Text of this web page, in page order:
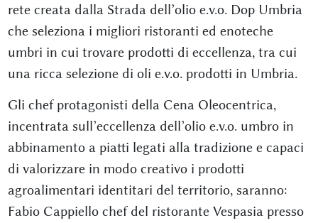
rete creata dalla Strada dell’olio e.v.o. Dop Umbria
che seleziona i migliori ristoranti ed enoteche
umbri in cui trovare prodotti di eccellenza, tra cui
una ricca selezione di oli e.v.o. prodotti in Umbria.
Gli chef protagonisti della Cena Oleocentrica,
incentrata sull’eccellenza dell’olio e.v.o. umbro in
abbinamento a piatti legati alla tradizione e capaci
di valorizzare in modo creativo i prodotti
agroalimentari identitari del territorio, saranno:
Fabio Cappiello chef del ristorante Vespasia presso